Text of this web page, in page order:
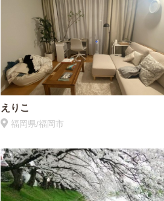
えりこ
福岡県/福岡市